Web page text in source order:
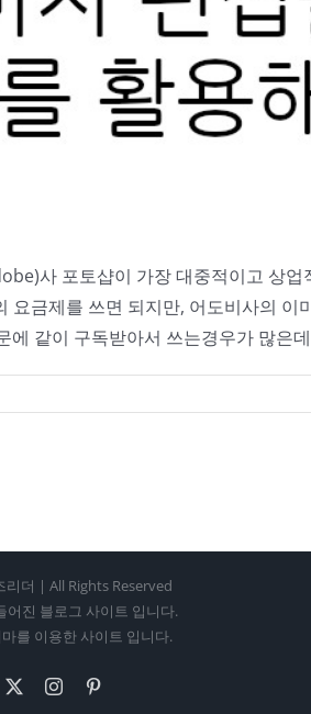
사 포토샵이 가장 대중적이고 상
금제를 쓰면 되지만, 어도비사의
같이 구독받아서 쓰는경우가 많은
더 | All Rights Reserved
어진 블로그 사이트 입니다.
를 이용한 사이트 입니다.
Instagram